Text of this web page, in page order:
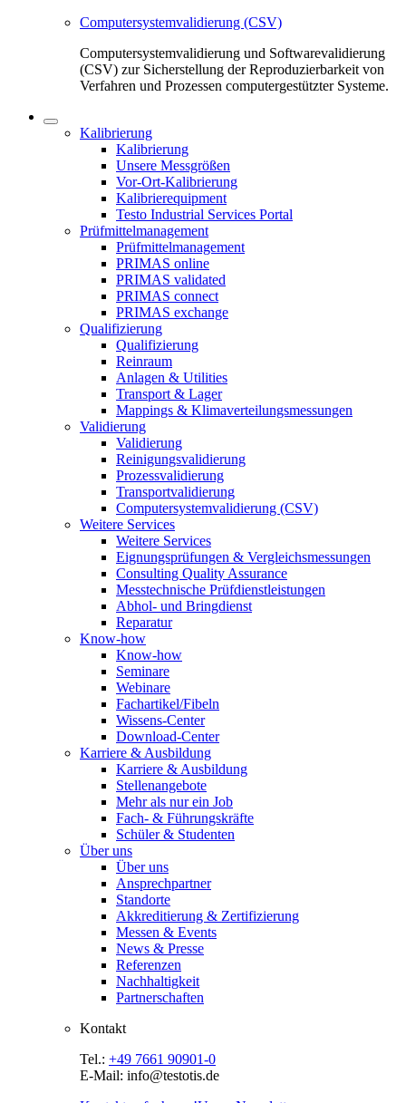
Computersystemvalidierung (CSV)
Computersystemvalidierung und Softwarevalidierung
(CSV) zur Sicherstellung der Reproduzierbarkeit von
Verfahren und Prozessen computergestützter Systeme.
Kalibrierung
Kalibrierung
Unsere Messgrößen
Vor-Ort-Kalibrierung
Kalibrierequipment
Testo Industrial Services Portal
Prüfmittelmanagement
Prüfmittelmanagement
PRIMAS online
PRIMAS validated
PRIMAS connect
PRIMAS exchange
Qualifizierung
Qualifizierung
Reinraum
Anlagen & Utilities
Transport & Lager
Mappings & Klimaverteilungsmessungen
Validierung
Validierung
Reinigungsvalidierung
Prozessvalidierung
Transportvalidierung
Computersystemvalidierung (CSV)
Weitere Services
Weitere Services
Eignungsprüfungen & Vergleichsmessungen
Consulting Quality Assurance
Messtechnische Prüfdienstleistungen
Abhol- und Bringdienst
Reparatur
Know-how
Know-how
Seminare
Webinare
Fachartikel/Fibeln
Wissens-Center
Download-Center
Karriere & Ausbildung
Karriere & Ausbildung
Stellenangebote
Mehr als nur ein Job
Fach- & Führungskräfte
Schüler & Studenten
Über uns
Über uns
Ansprechpartner
Standorte
Akkreditierung & Zertifizierung
Messen & Events
News & Presse
Referenzen
Nachhaltigkeit
Partnerschaften
Kontakt
Tel.: +49 7661 90901-0
E-Mail: info@testotis.de